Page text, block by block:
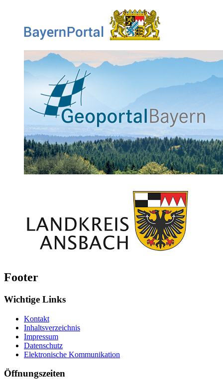
Footer
Wichtige Links
Kontakt
Inhaltsverzeichnis
Impressum
Datenschutz
Elektronische Kommunikation
Öffnungszeiten